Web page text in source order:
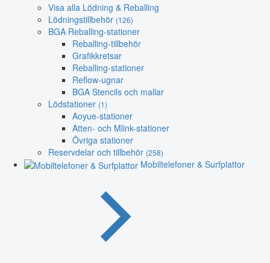
Visa alla Lödning & Reballing
Lödningstillbehör (126)
BGA Reballing-stationer
Reballing-tillbehör
Grafikkretsar
Reballing-stationer
Reflow-ugnar
BGA Stencils och mallar
Lödstationer (1)
Aoyue-stationer
Atten- och Mlink-stationer
Övriga stationer
Reservdelar och tillbehör (258)
Mobiltelefoner & Surfplattor